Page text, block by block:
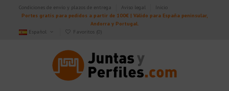
Condiciones de envío y plazos de entrega Aviso legal
Inicio
Portes gratis para pedidos a partir de 100€ | Válido para España peninsular,
Andorra y Portugal.
Español
Favoritos (0)